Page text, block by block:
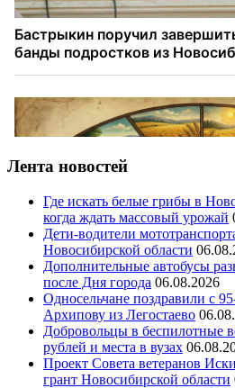
Лента новостей
Где искать белые грибы в
когда ждать массовый урожай
Дети-водители
Новосибирской области
Дополнительные автобусы
после Дня города 06.08.2026
Односельчане поздравили с
Архипову из Легостаево
Добровольцы в беспилотные
рублей и места в вузах
Проект Совета ветеранов
грант Новосибирской области